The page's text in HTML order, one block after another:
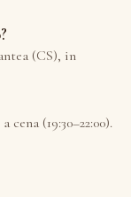
(CS), in
(19:30–22:00).